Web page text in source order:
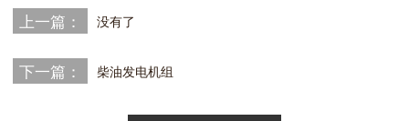
上一篇： 没有了
下一篇： 柴油发电机组